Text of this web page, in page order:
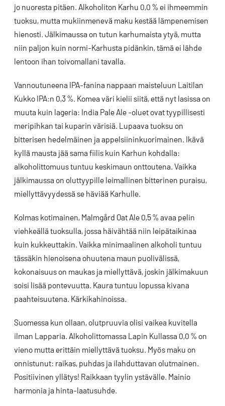
jo nuoresta pitäen. Alkoholiton Karhu 0,0 % ei ihmeemmin
tuoksu, mutta mukiinmenevä maku kestää lämpenemisen
hienosti. Jälkimaussa on tutun karhumaista ytyä, mutta
niin paljon kuin normi-Karhusta pidänkin, tämä ei lähde
lentoon ihan toivomallani tavalla.
Vannoutuneena IPA-fanina nappaan maisteluun Laitilan
Kukko IPA:n 0,3 %. Komea väri kielii siitä, että nyt lasissa on
muuta kuin lageria: India Pale Ale -oluet ovat tyypillisesti
meripihkan tai kuparin värisiä. Lupaava tuoksu on
bitterisen hedelmäinen ja appelsiininkuorimainen. Ikävä
kyllä mausta jää sama fiilis kuin Karhun kohdalla:
alkoholittomuus tuntuu keskimaun onttoutena. Vaikka
jälkimaussa on oluttyypille leimallinen bitterinen puraisu,
miellyttävyydessä se häviää Karhulle.
Kolmas kotimainen, Malmgård Oat Ale 0,5 % avaa pelin
viehkeällä tuoksulla, jossa häivähtää niin leipätaikinaa
kuin kukkeuttakin. Vaikka minimaalinen alkoholi tuntuu
tässäkin hienoisena ohuutena maun puolivälissä,
kokonaisuus on maukas ja miellyttävä, joskin jälkimakuun
soisi lisää pontevuutta. Kaura tuntuu lopussa kivana
paahteisuutena. Kärkikahinoissa.
Suomessa kun ollaan, olutpruuvia olisi vaikea kuvitella
ilman Lapparia. Alkoholittomassa Lapin Kullassa 0,0 % on
vieno mutta erittäin miellyttävä tuoksu. Myös maku on
onnistunut: raikas, puhdas ja ilahduttavan olutmainen.
Positiivinen yllätys! Raikkaan tyylin ystävälle. Mainio
harmonia ja hinta-laatusuhde.